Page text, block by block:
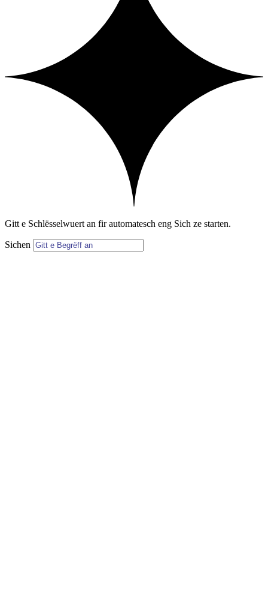
Gitt e Schlësselwuert an fir automatesch eng Sich ze starten.
Sichen